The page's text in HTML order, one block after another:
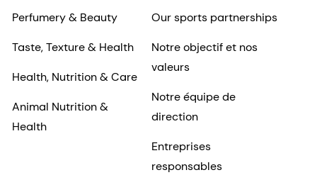
Perfumery & Beauty
Taste, Texture & Health
Health, Nutrition & Care
Animal Nutrition &
Health
Our sports partnerships
Notre objectif et nos
valeurs
Notre équipe de
direction
Entreprises
responsables